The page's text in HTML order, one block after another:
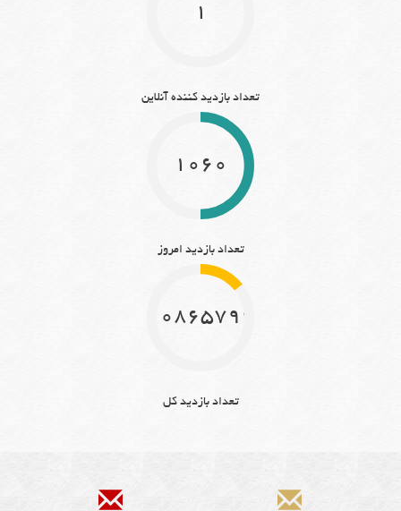
1
تعداد بازدید کننده آنلاین
1060
تعداد بازدید امروز
10865799
تعداد بازدید کل